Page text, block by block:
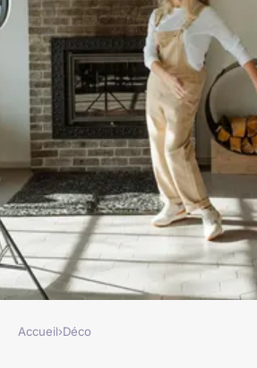
Accueil›Déco